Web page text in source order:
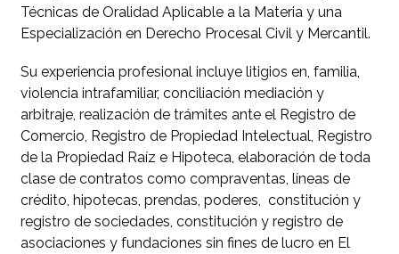
Técnicas de Oralidad Aplicable a la Materia y una
Especialización en Derecho Procesal Civil y Mercantil.
Su experiencia profesional incluye litigios en, familia,
violencia intrafamiliar, conciliación mediación y
arbitraje, realización de trámites ante el Registro de
Comercio, Registro de Propiedad Intelectual, Registro
de la Propiedad Raíz e Hipoteca, elaboración de toda
clase de contratos como compraventas, líneas de
crédito, hipotecas, prendas, poderes, constitución y
registro de sociedades, constitución y registro de
asociaciones y fundaciones sin fines de lucro en El